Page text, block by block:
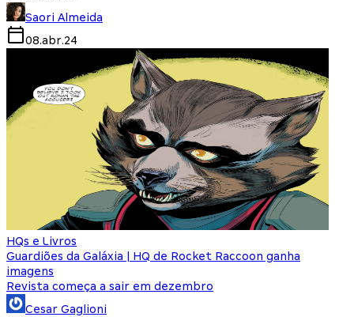
Saori Almeida
08.abr.24
HQs e Livros
Guardiões da Galáxia | HQ de Rocket Raccoon ganha
imagens
Revista começa a sair em dezembro
Cesar Gaglioni